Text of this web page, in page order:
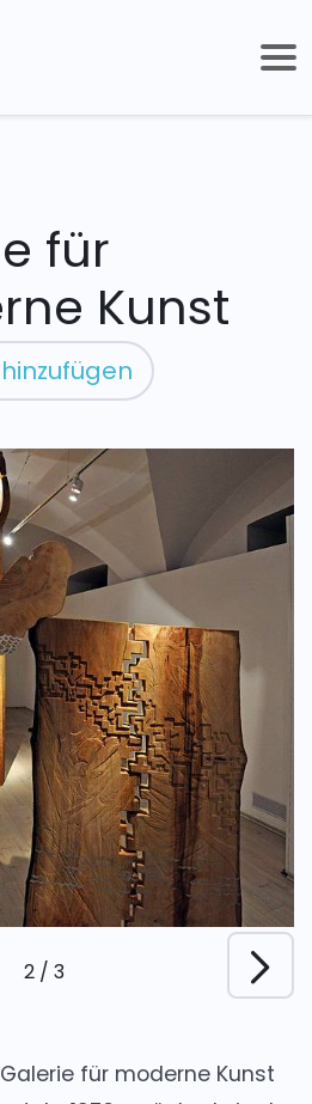
für
Kunst
2 / 3
für moderne Kunst